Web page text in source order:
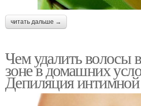
читать дальше →
Чем удалить волосы
зоне в домашних
Депиляция